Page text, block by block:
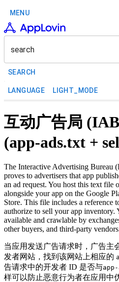
MENU
search
SEARCH
LANGUAGE LIGHT_MODE
互动广告局
(app-ads.txt +
The Interactive Advertising Bureau
proves to advertisers that app
an ad request. You host this text file
alongside your app on the Google
Store. This file includes a reference
authorize to sell your app
available and crawlable by
other buyers, and third-party
当应用发送广告请求时，广告主
发者网站，找到该网站上相应的
告请求中的开发者 ID 是否与
样可以防止恶意行为者在应用中